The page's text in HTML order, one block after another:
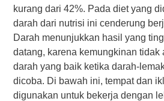
kurang dari 42%. Pada diet yang
darah dari nutrisi ini cenderung
Darah menunjukkan hasil yang
datang, karena kemungkinan tidak
darah yang baik ketika darah-
dicoba. Di bawah ini, tempat dan
digunakan untuk bekerja dengan